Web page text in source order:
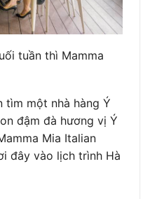
tuần thì Mamma
tìm một nhà hàng Ý
đậm đà hương vị Ý
Mia Italian
đây vào lịch trình Hà